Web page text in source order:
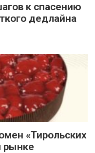
к спасению
дедлайна
«Тирольских
рынке